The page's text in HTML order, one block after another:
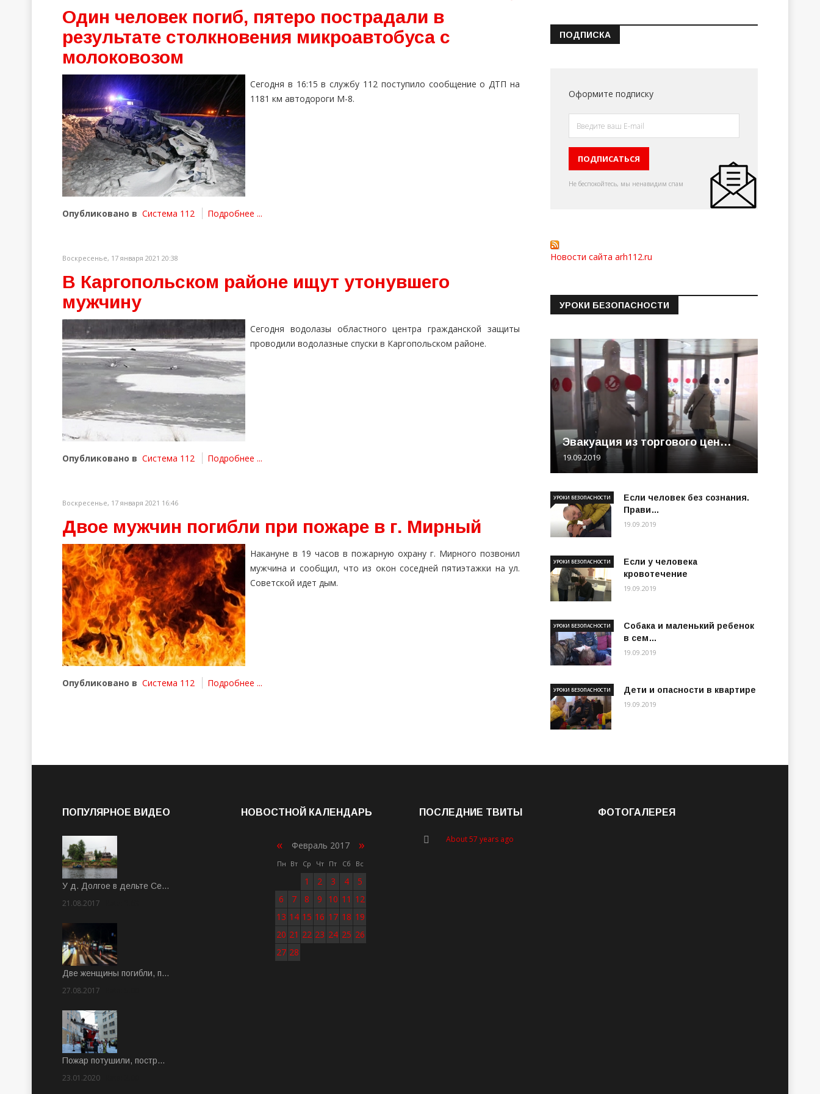
Один человек погиб, пятеро пострадали в
результате столкновения микроавтобуса с
молоковозом
Сегодня в 16:15 в службу 112 поступило сообщение о ДТП на
1181 км автодороги М-8.
Опубликовано в Система 112 Подробнее ...
Воскресенье, 17 января 2021 20:38
В Каргопольском районе ищут утонувшего
мужчину
Сегодня водолазы областного центра гражданской защиты
проводили водолазные спуски в Каргопольском районе.
Опубликовано в Система 112 Подробнее ...
Воскресенье, 17 января 2021 16:46
Двое мужчин погибли при пожаре в г. Мирный
Накануне в 19 часов в пожарную охрану г. Мирного позвонил
мужчина и сообщил, что из окон соседней пятиэтажки на ул.
Советской идет дым.
Опубликовано в Система 112 Подробнее ...
ПОДПИСКА
Оформите подписку
Не беспокойтесь, мы ненавидим спам
Новости сайта arh112.ru
УРОКИ БЕЗОПАСНОСТИ
Эвакуация из торгового цен…
19.09.2019
Если человек без сознания.
Прави…
УРОКИ БЕЗОПАСНОСТИ
19.09.2019
Если у человека
кровотечение
УРОКИ БЕЗОПАСНОСТИ
19.09.2019
Собака и маленький ребенок
в сем…
УРОКИ БЕЗОПАСНОСТИ
19.09.2019
Дети и опасности в квартире
УРОКИ БЕЗОПАСНОСТИ
19.09.2019
ПОПУЛЯРНОЕ ВИДЕО
У д. Долгое в дельте Се…
21.08.2017
Две женщины погибли, п…
27.08.2017
Пожар потушили, постр…
23.01.2020
НОВОСТНОЙ КАЛЕНДАРЬ
« Февраль 2017 »
Пн Вт Ср Чт Пт Сб Вс
1 2 3 4
5
6
7 8 9 10 11 12
13 14 15 16 17 18 19
20 21 22 23 24 25 26
27 28
ПОСЛЕДНИЕ ТВИТЫ
About 57 years ago
ФОТОГАЛЕРЕЯ